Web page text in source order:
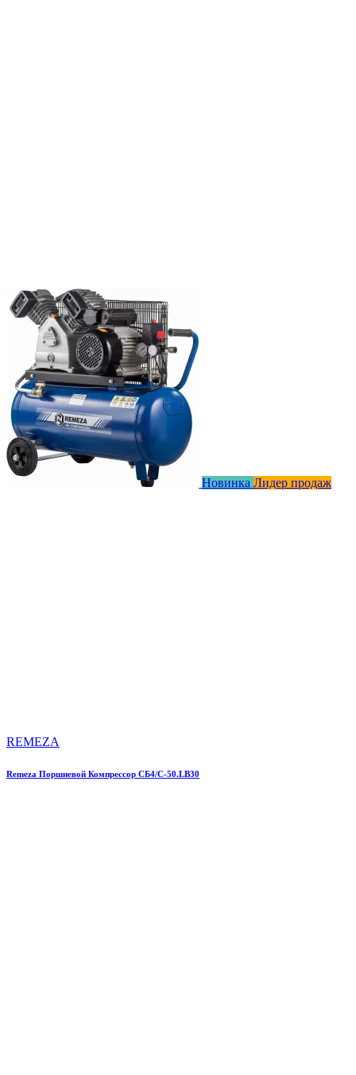
Новинка Лидер продаж
REMEZA
Remeza Поршневой Компрессор СБ4/С-50.LB30